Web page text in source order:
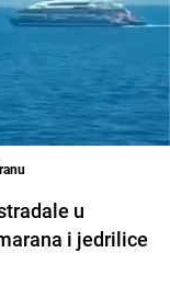
u
i jedrilice